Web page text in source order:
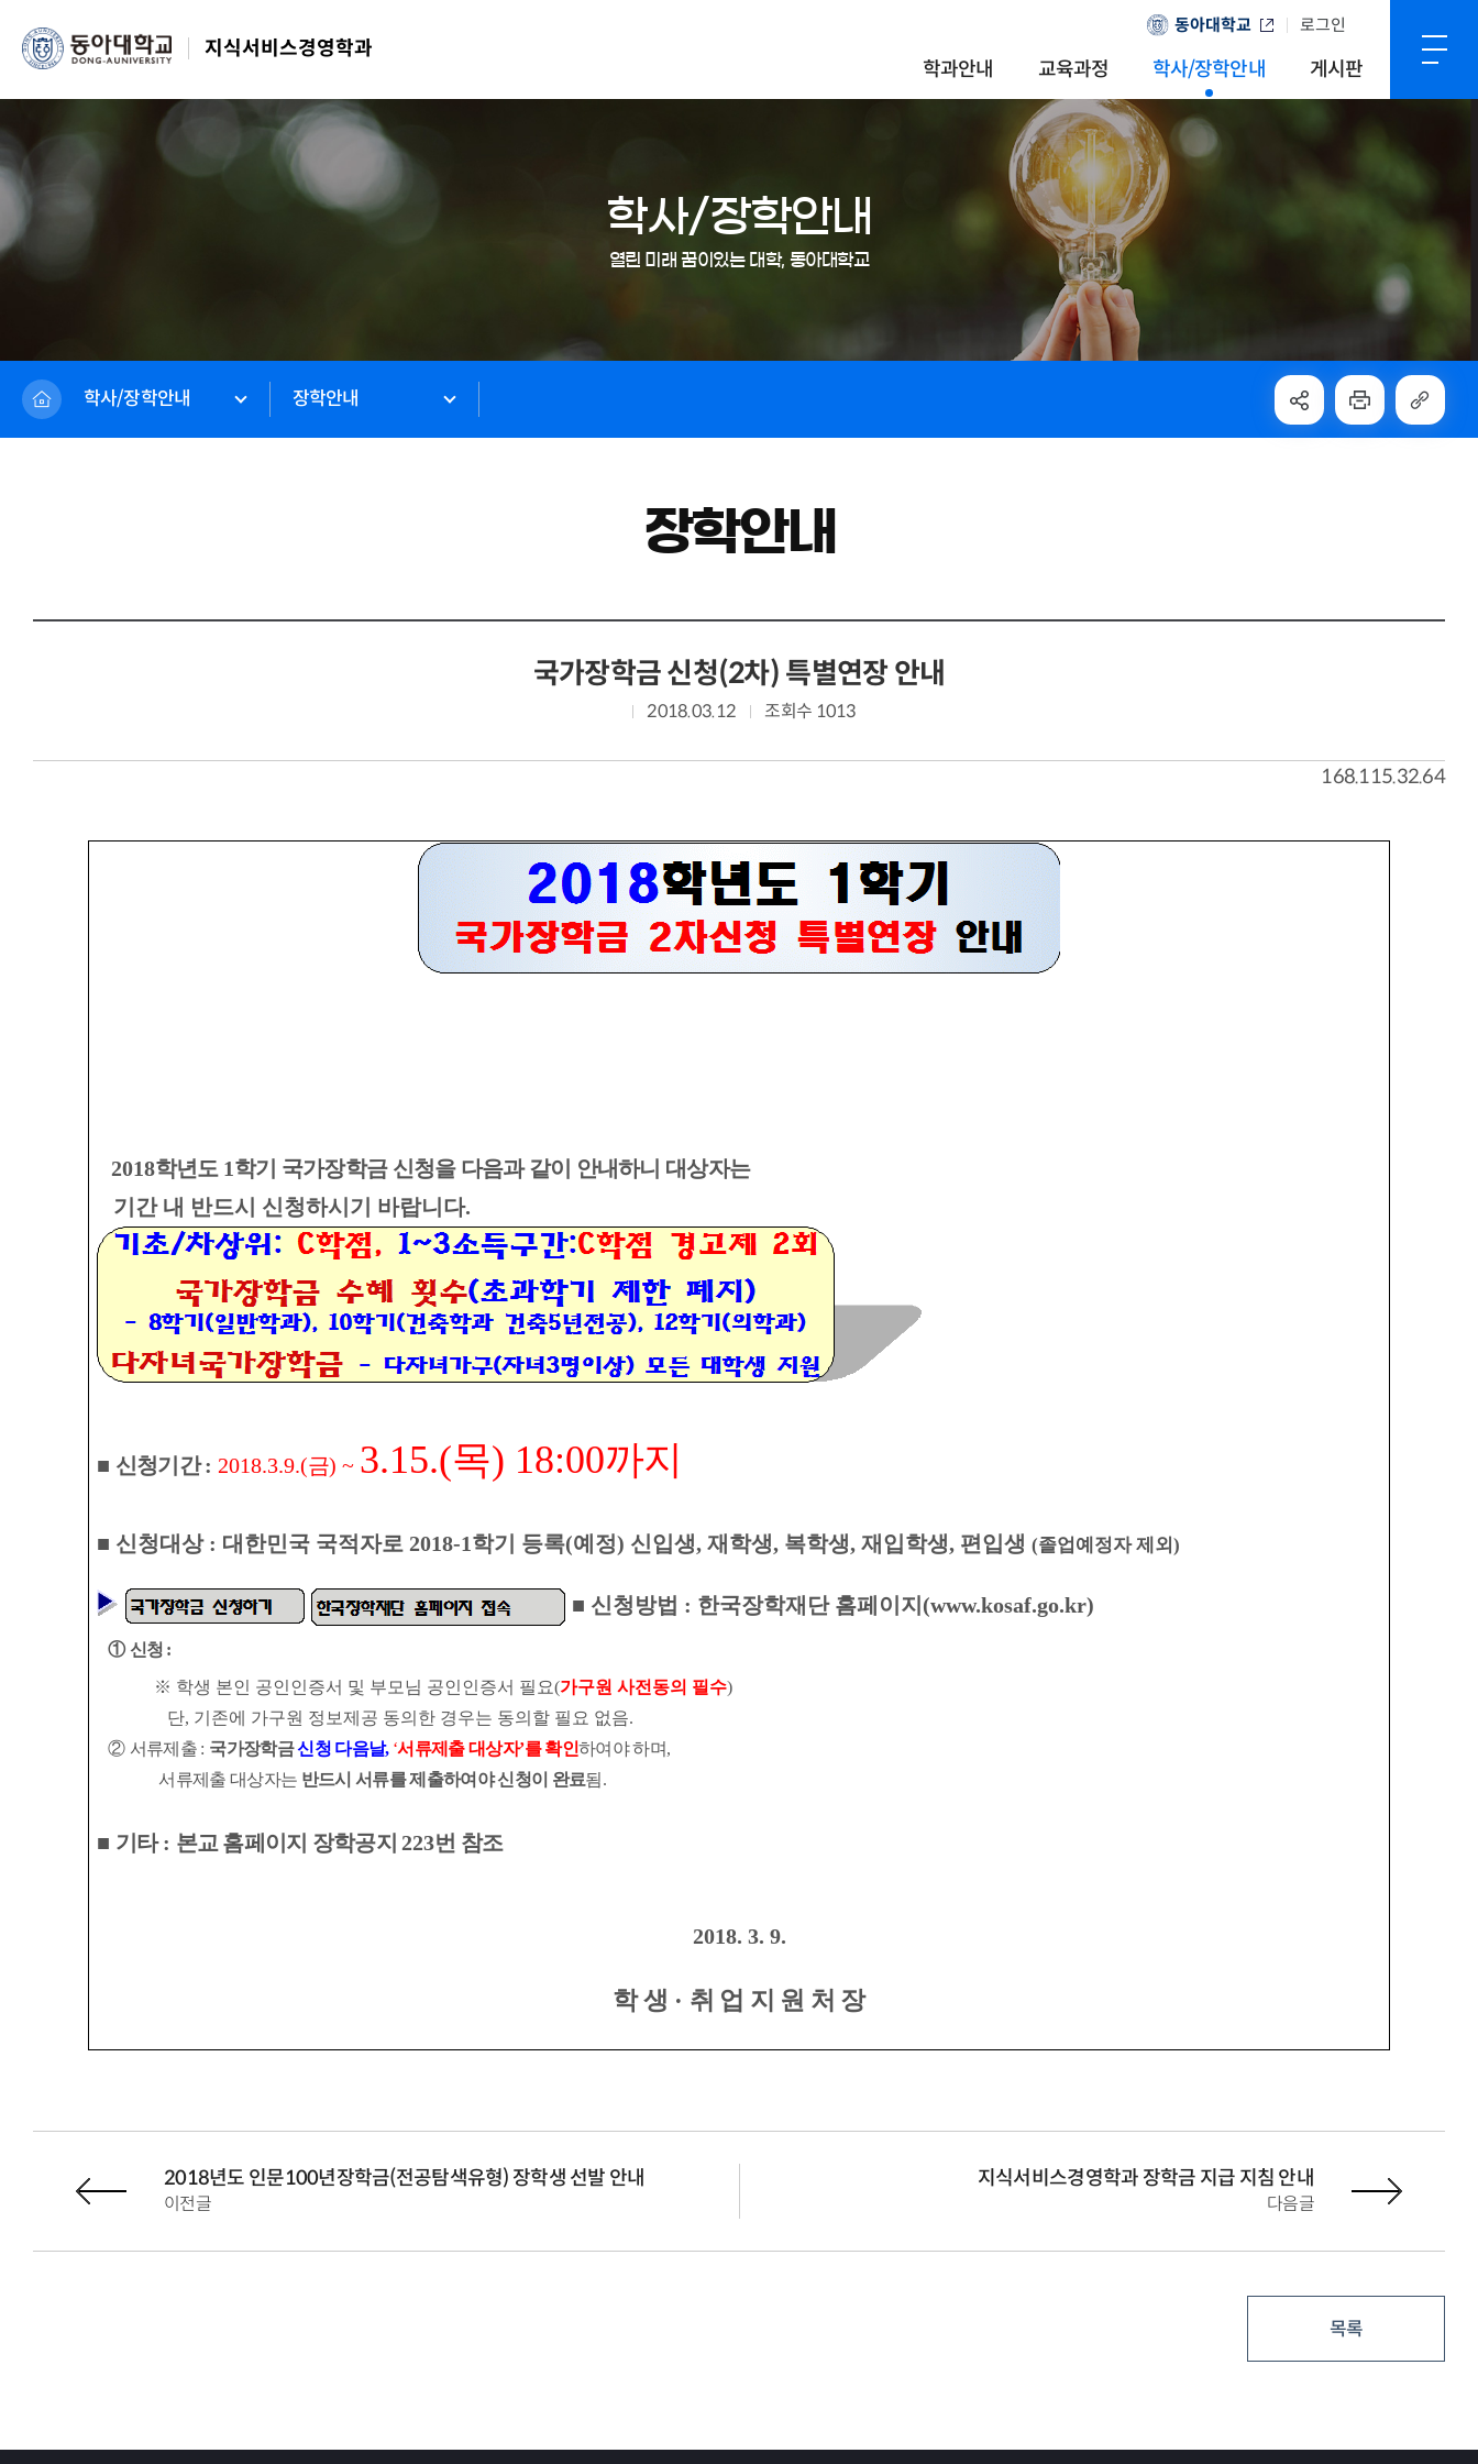
동아대학교 로그인
지식서비스경영학과
학과안내
교육과정 학사/장학안내 게시판
학사/장학안내
열린 미래 꿈이있는 대학, 동아대학교
학사/장학안내 장학안내
장학안내
국가장학금 신청(2차) 특별연장 안내
2018.03.12 조회수 1013
168.115.32.64
2018학년도 1학기 국가장학금 신청을 다음과 같이 안내하니 대상자는
기간 내 반드시 신청하시기 바랍니다.
■ 신청기간: 2018.3.9.(금) ~ 3.15.(목) 18:00까지
■ 신청대상 : 대한민국 국적자로 2018-1학기 등록(예정) 신입생, 재학생, 복학생, 재입학생, 편입생 (졸업예정자 제외 )
■ 신청방법 : 한국장학재단 홈페이지 (www.kosaf.go.kr)
①신청 :
※ 학생 본인 공인인증서 및 부모님 공인인증서 필요(가구원 사전동의 필수)
단, 기존에 가구원 정보제공 동의한 경우는 동의할 필요 없음.
② 서류제출 : 국가장학금신청 다음날, ‘서류제출 대상자’를 확인하여야 하며,
서류제출 대상자는 반드시 서류를 제출하여야 신청이 완료됨.
■ 기타: 본교 홈페이지 장학공지223번 참조
2018. 3. 9.
학 생 · 취 업 지 원 처 장
이전글
2018년도 인문100년장학금(전공탐색유형) 장학생 선발 안내
다음글
지식서비스경영학과 장학금 지급 지침 안내
목록